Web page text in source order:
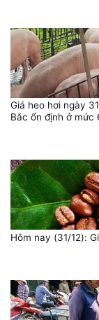
Giá heo hơi ngày
Bắc ổn định ở mức
Hôm nay (31/12):